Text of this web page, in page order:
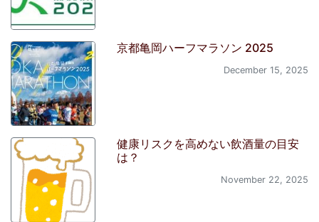
京都亀岡ハーフマラソン 2025
December 15, 2025
健康リスクを高めない飲酒量の目安
は？
November 22, 2025